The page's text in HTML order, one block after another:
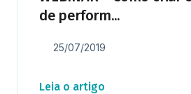
de perform...
25/07/2019
Leia o artigo